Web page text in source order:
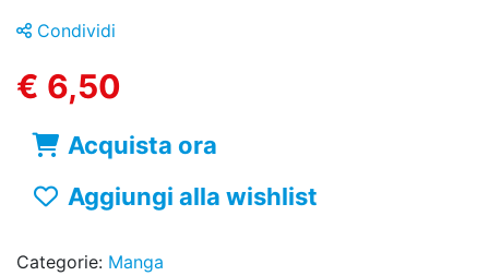
Condividi
€ 6,50
Acquista ora
Aggiungi alla wishlist
Categorie: Manga